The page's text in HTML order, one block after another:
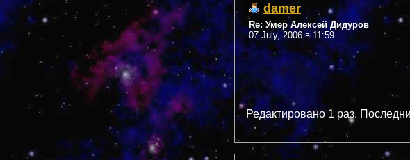
damer
Re: Умер Алексей Дидуров
07 July, 2006 в 11:59
Редактировано 1 раз.